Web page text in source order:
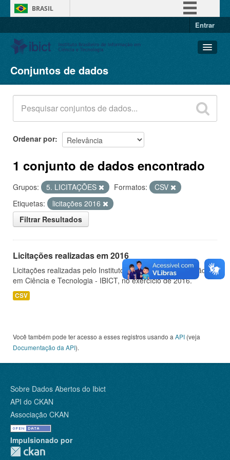
BRASIL
Entrar
Conjuntos de dados
Organizações
Grupos
Sobre
Conjuntos de dados
Ordenar por
1 conjunto de dados encontrado
Grupos: 5. LICITAÇÕES Formatos:
CSV
Etiquetas:
licitações 2016
Filtrar Resultados
Licitações realizadas em 2016
Licitações realizadas pelo Instituto Brasileiro de Informação
em Ciência e Tecnologia - IBICT, no exercício de 2016.
CSV
Você também pode ter acesso a esses registros usando a API (veja
Documentação da API).
Sobre Dados Abertos do Ibict
API do CKAN
Associação CKAN
Impulsionado por